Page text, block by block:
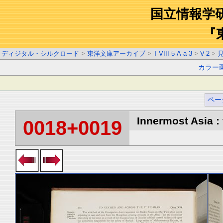
国立情報学
『
ディジタル・シルクロード > 東洋文庫アーカイブ > T-VIII-5-A-a-3 > V-2 >
カラー
ペー
0018+0019 Innermost Asia :